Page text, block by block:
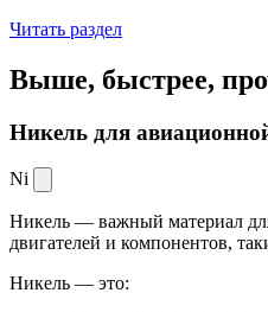
Читать раздел
Выше, быстрее,
Никель для
Ni
Никель — важный материал
двигателей и компонентов,
Никель — это: